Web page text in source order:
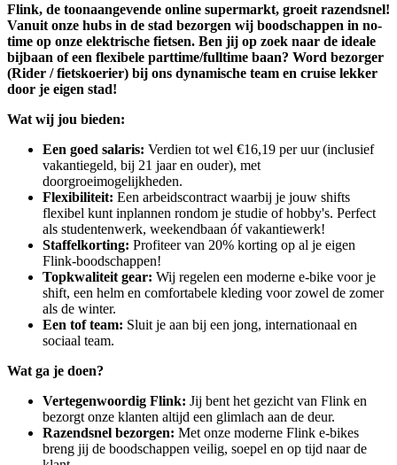
Flink, de toonaangevende online supermarkt, groeit razendsnel!
Vanuit onze hubs in de stad bezorgen wij boodschappen in no-
time op onze elektrische fietsen. Ben jij op zoek naar de ideale
bijbaan of een flexibele parttime/fulltime baan? Word bezorger
(Rider / fietskoerier) bij ons dynamische team en cruise lekker
door je eigen stad!
Wat wij jou bieden:
Een goed salaris: Verdien tot wel €16,19 per uur (inclusief
vakantiegeld, bij 21 jaar en ouder), met
doorgroeimogelijkheden.
Flexibiliteit: Een arbeidscontract waarbij je jouw shifts
flexibel kunt inplannen rondom je studie of hobby's. Perfect
als studentenwerk, weekendbaan óf vakantiewerk!
Staffelkorting: Profiteer van 20% korting op al je eigen
Flink-boodschappen!
Topkwaliteit gear: Wij regelen een moderne e-bike voor je
shift, een helm en comfortabele kleding voor zowel de zomer
als de winter.
Een tof team: Sluit je aan bij een jong, internationaal en
sociaal team.
Wat ga je doen?
Vertegenwoordig Flink: Jij bent het gezicht van Flink en
bezorgt onze klanten altijd een glimlach aan de deur.
Razendsnel bezorgen: Met onze moderne Flink e-bikes
breng jij de boodschappen veilig, soepel en op tijd naar de